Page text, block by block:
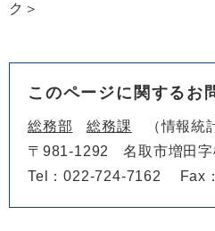
ク＞
このページに関するお
総務部 総務課
情報統
〒981-1292
名取市増田
Tel：022-724-7162
Fax